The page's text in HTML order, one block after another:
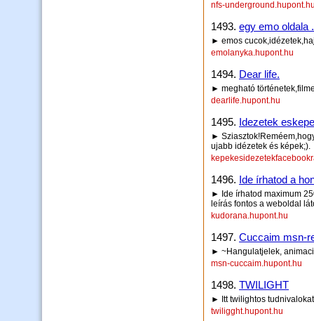
nfs-
1493. egy emo oldala
► emos
emolanyka.hupont.hu
1494. Dear life.
► megható
dearlife.hupont.hu
1495. Idezetek
►
ujabb idézetek és képek;).
1496. Ide írhatod a
► Ide írhatod maximum
leírás fontos a weboldal
kudorana.hupont.hu
1497. Cuccaim msn-
► ~Hangulatjelek,
msn-cuccaim.hupont.hu
1498. TWILIGHT
► Itt twilightos
twiligght.hupont.hu